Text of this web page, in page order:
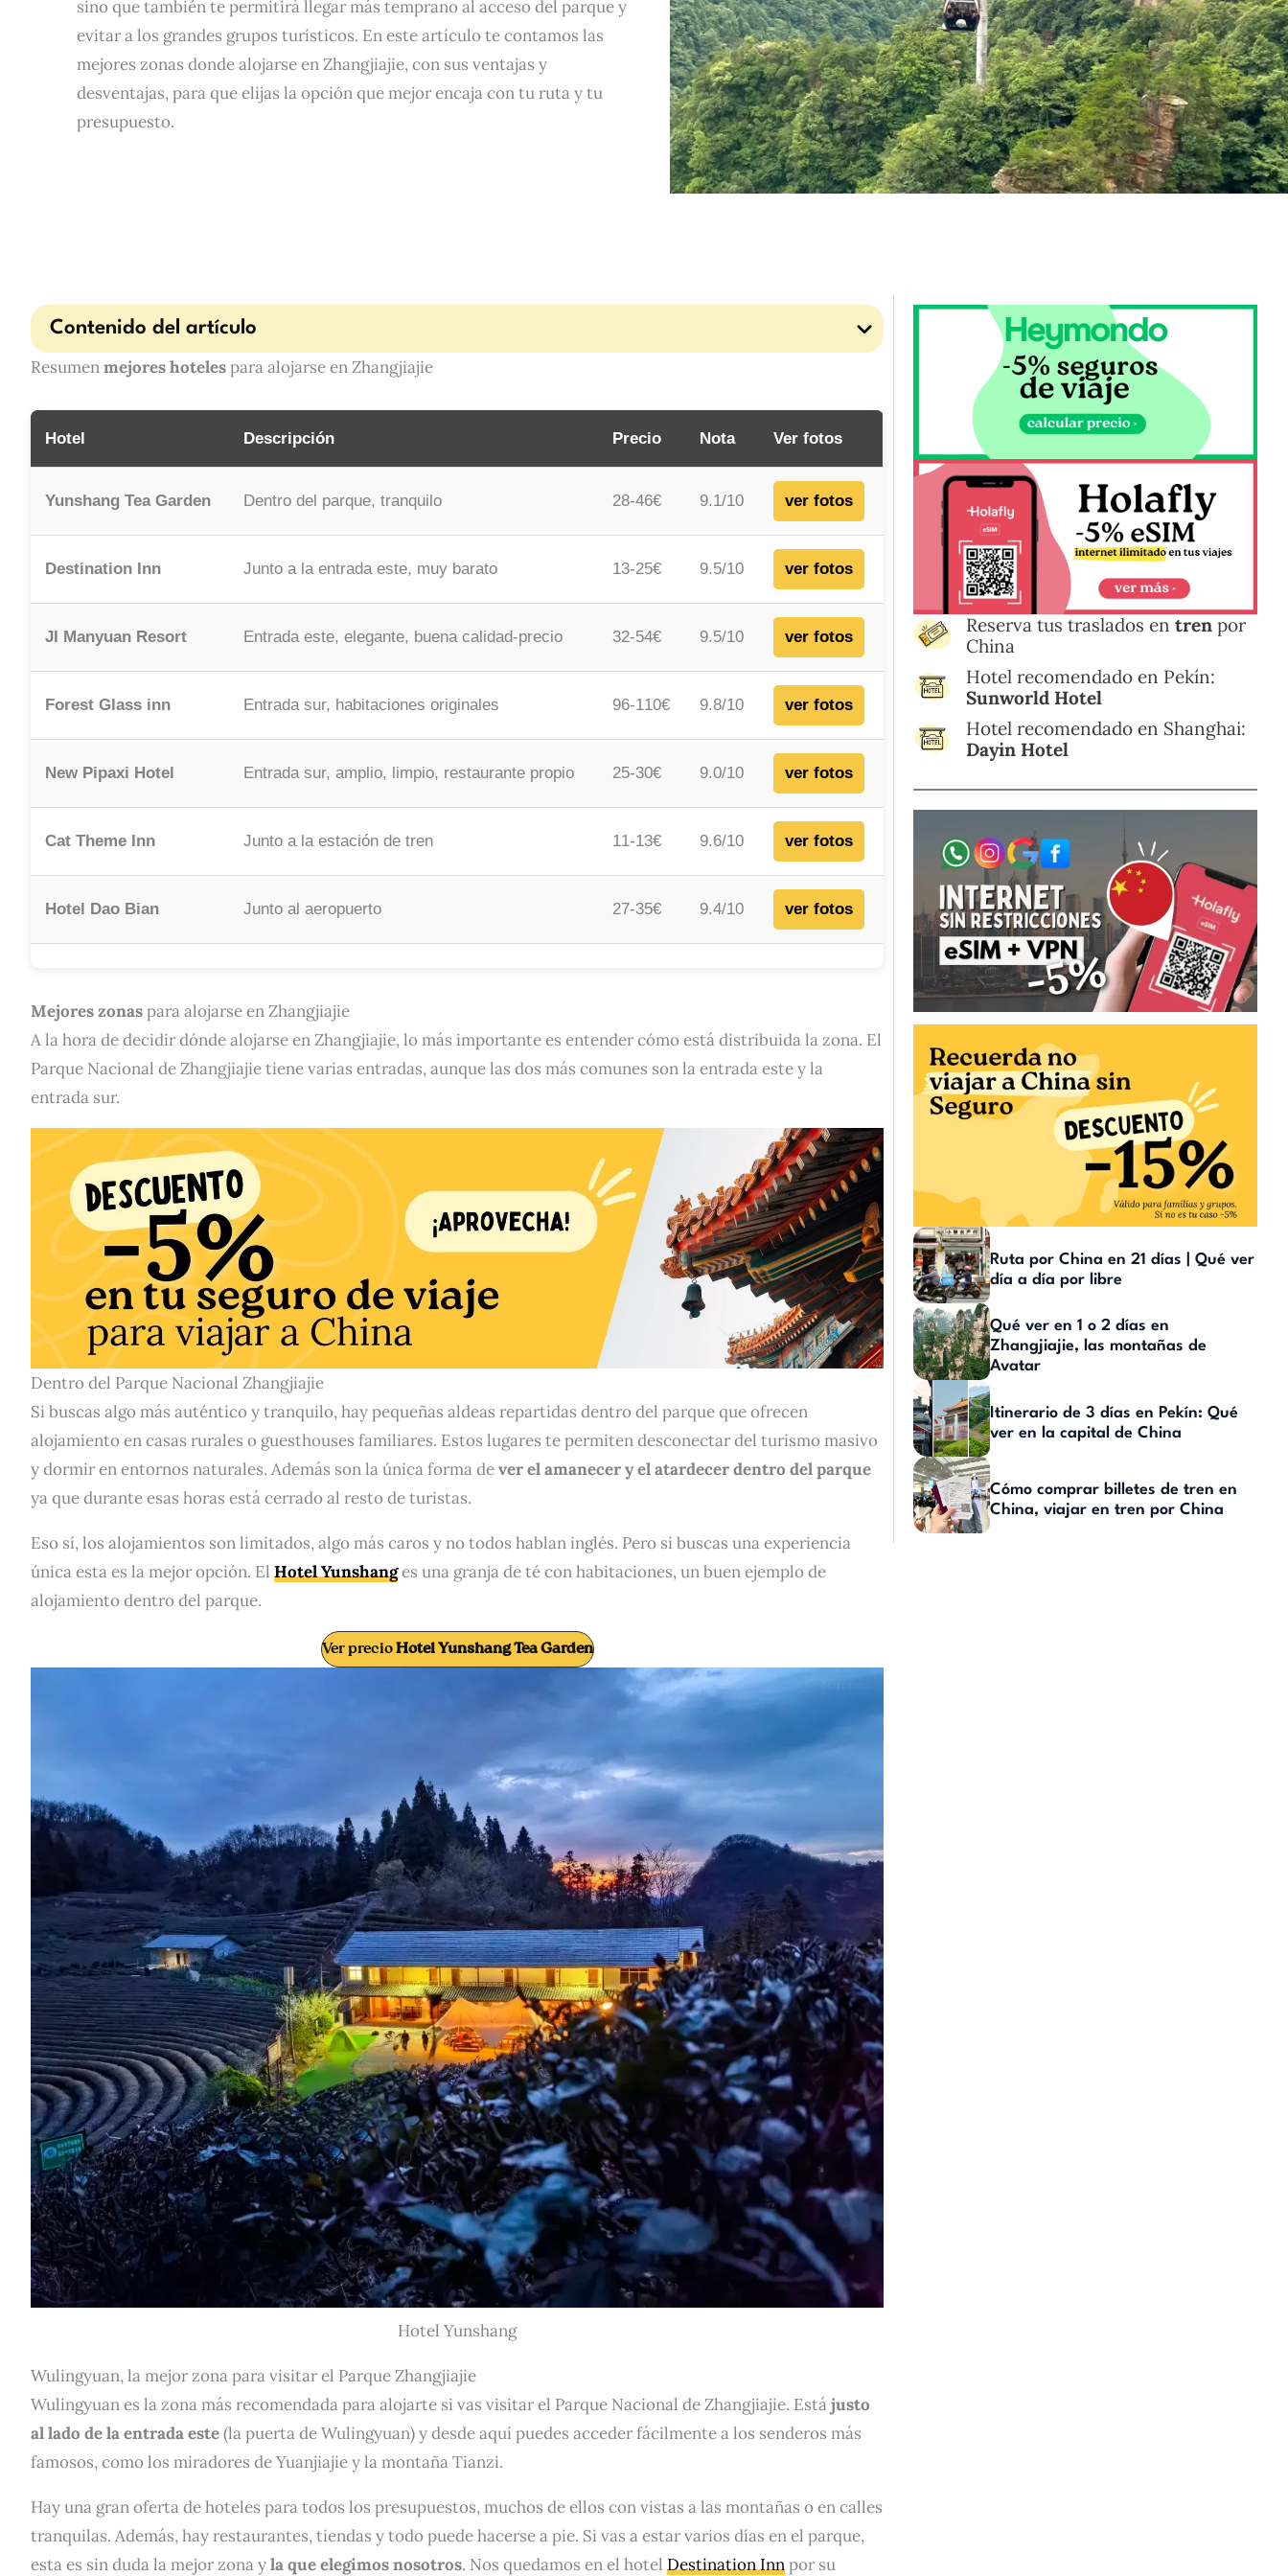
sino que también te permitirá llegar más temprano al acceso del parque y
evitar a los grandes grupos turísticos. En este artículo te contamos las
mejores zonas donde alojarse en Zhangjiajie, con sus ventajas y
desventajas, para que elijas la opción que mejor encaja con tu ruta y tu
presupuesto.
Contenido del artículo
Resumenmejores hotelespara alojarse en Zhangjiajie
Hotel Descripción Precio Nota Ver fotos
Yunshang Tea Garden Dentro del parque, tranquilo 28-46€ 9.1/10 ver fotos
Destination Inn Junto a la entrada este, muy barato 13-25€ 9.5/10 ver fotos
JI Manyuan Resort Entrada este, elegante, buena calidad-precio 32-54€ 9.5/10 ver fotos
Forest Glass inn Entrada sur, habitaciones originales 96-110€ 9.8/10 ver fotos
New Pipaxi Hotel Entrada sur, amplio, limpio, restaurante propio 25-30€ 9.0/10 ver fotos
Cat Theme Inn Junto a la estación de tren 11-13€ 9.6/10 ver fotos
Hotel Dao Bian Junto al aeropuerto 27-35€ 9.4/10 ver fotos
Mejores zonaspara alojarse en Zhangjiajie
A la hora de decidir dónde alojarse en Zhangjiajie, lo más importante es entender cómo está distribuida la zona. El
Parque Nacional de Zhangjiajie tiene varias entradas, aunque las dos más comunes son la entrada este y la
entrada sur.
Dentro del Parque Nacional Zhangjiajie
Si buscas algo más auténtico y tranquilo, hay pequeñas aldeas repartidas dentro del parque que ofrecen
alojamiento en casas rurales o guesthouses familiares. Estos lugares te permiten desconectar del turismo masivo
y dormir en entornos naturales. Además son la única forma dever el amanecer y el atardecer dentro del parque
ya que durante esas horas está cerrado al resto de turistas.
Eso sí, los alojamientos son limitados, algo más caros y no todos hablan inglés. Pero si buscas una experiencia
única esta es la mejor opción. El Hotel Yunshanges una granja de té con habitaciones, un buen ejemplo de
alojamiento dentro del parque.
Ver precioHotel Yunshang Tea Garden
Hotel Yunshang
Wulingyuan, la mejor zona para visitar el Parque Zhangjiajie
Wulingyuan es la zona más recomendada para alojarte si vas visitar el Parque Nacional de Zhangjiajie. Estájusto
al lado de la entrada este(la puerta de Wulingyuan) y desde aquí puedes acceder fácilmente a los senderos más
famosos, como los miradores de Yuanjiajie y la montaña Tianzi.
Hay una gran oferta de hoteles para todos los presupuestos, muchos de ellos con vistas a las montañas o en calles
tranquilas. Además, hay restaurantes, tiendas y todo puede hacerse a pie. Si vas a estar varios días en el parque,
esta es sin duda la mejor zona yla que elegimos nosotros. Nos quedamos en el hotel Destination Innpor su
Reserva tus traslados en tren por
China
Hotel recomendado en Pekín:
Sunworld Hotel
Hotel recomendado en Shanghai:
Dayin Hotel
Ruta por China en 21 días | Qué ver
día a día por libre
Qué ver en 1 o 2 días en
Zhangjiajie, las montañas de
Avatar
Itinerario de 3 días en Pekín: Qué
ver en la capital de China
Cómo comprar billetes de tren en
China, viajar en tren por China